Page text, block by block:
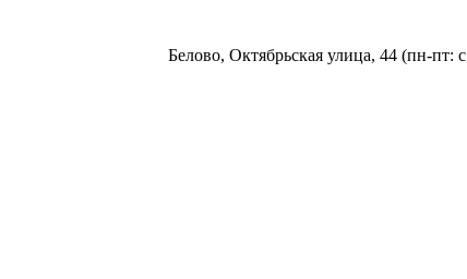
Белово, Октябрьская улица, 44 (пн-пт: с